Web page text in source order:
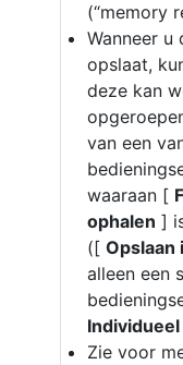
(“memory
Wanneer
opslaat,
deze kan
van een
waaraan [
ophalen ]
([ Opslaan
alleen een
Zie voor